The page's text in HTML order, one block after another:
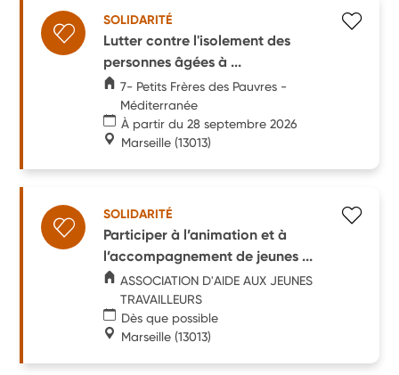
SOLIDARITÉ
Lutter contre l'isolement des
personnes âgées à ...
7- Petits Frères des Pauvres -
Méditerranée
À partir du 28 septembre 2026
Marseille (13013)
SOLIDARITÉ
Participer à l’animation et à
l’accompagnement de jeunes ...
ASSOCIATION D'AIDE AUX JEUNES
TRAVAILLEURS
Dès que possible
Marseille (13013)